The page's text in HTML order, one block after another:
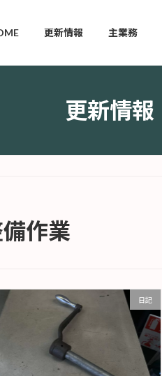
更新情報 主業務
更新情報
作業
日記